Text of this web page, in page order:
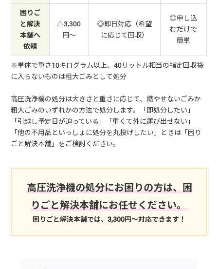
困りご
と解決
本舗へ
依頼
△3,300
円～
◎即日対応（希望
に応じて回収）
◎申し込
むだけで
簡単
※単体で重さ10キログラム以上、40リットル相当の指定回収袋
に入らないものは粗大ごみとして処分
高圧洗浄機の処分は大きさと重さに応じて、燃やせないごみか
粗大ごみのいずれかの方法で処分します。「即処分したい」
「引越し予定日が迫っている」「重くて外に運び出せない」
「他の不用品といっしょに処分を丸投げしたい」ときは「困り
ごと解決本舗」をご検討ください。
高圧洗浄機の処分にお困りの方は、困
りごと解決本舗にお任せください。
困りごと解決本舗では、3,300円～対応できます！